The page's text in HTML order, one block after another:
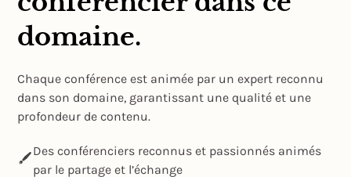
domaine.
Chaque conférence est animée par un expert reconnu
dans son domaine, garantissant une qualité et une
profondeur de contenu.
Des conférenciers reconnus et passionnés animés
par le partage et l’échange